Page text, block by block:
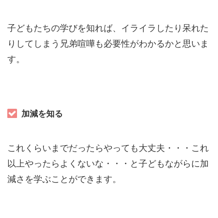
子どもたちの学びを知れば、イライラしたり呆れた
りしてしまう兄弟喧嘩も必要性がわかるかと思いま
す。
加減を知る
これくらいまでだったらやっても大丈夫・・・これ
以上やったらよくないな・・・と子どもながらに加
減さを学ぶことができます。